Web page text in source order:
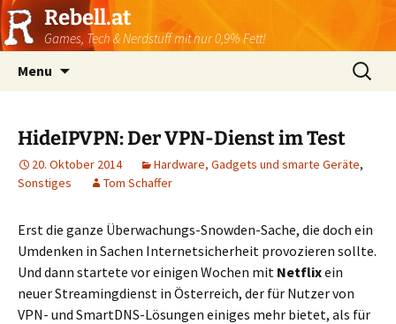
Rebell.at
Games, Tech & Nerdstuff mit nur 0,9% Fett!
Menu
Suchen
nach:
HideIPVPN: Der VPN-Dienst im Test
20. Oktober 2014 Hardware, Gadgets und smarte Geräte,
Sonstiges
Tom Schaffer
Erst die ganze Überwachungs-Snowden-Sache, die doch ein
Umdenken in Sachen Internetsicherheit provozieren sollte.
Und dann startete vor einigen Wochen mit Netflixein
neuer Streamingdienst in Österreich, der für Nutzer von
VPN- und SmartDNS-Lösungen einiges mehr bietet, als für